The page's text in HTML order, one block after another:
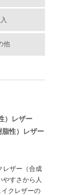
他
）レザー
脂性）レザー
レザー（合成
やすさから人
クレザーの